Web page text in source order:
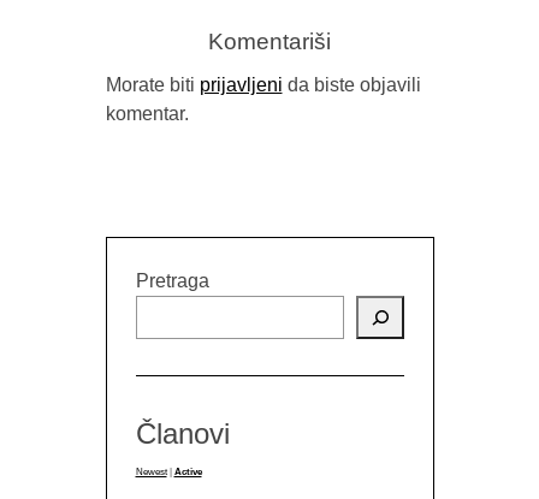
Komentariši
Morate biti prijavljeni da biste objavili
komentar.
Pretraga
Članovi
Newest Active